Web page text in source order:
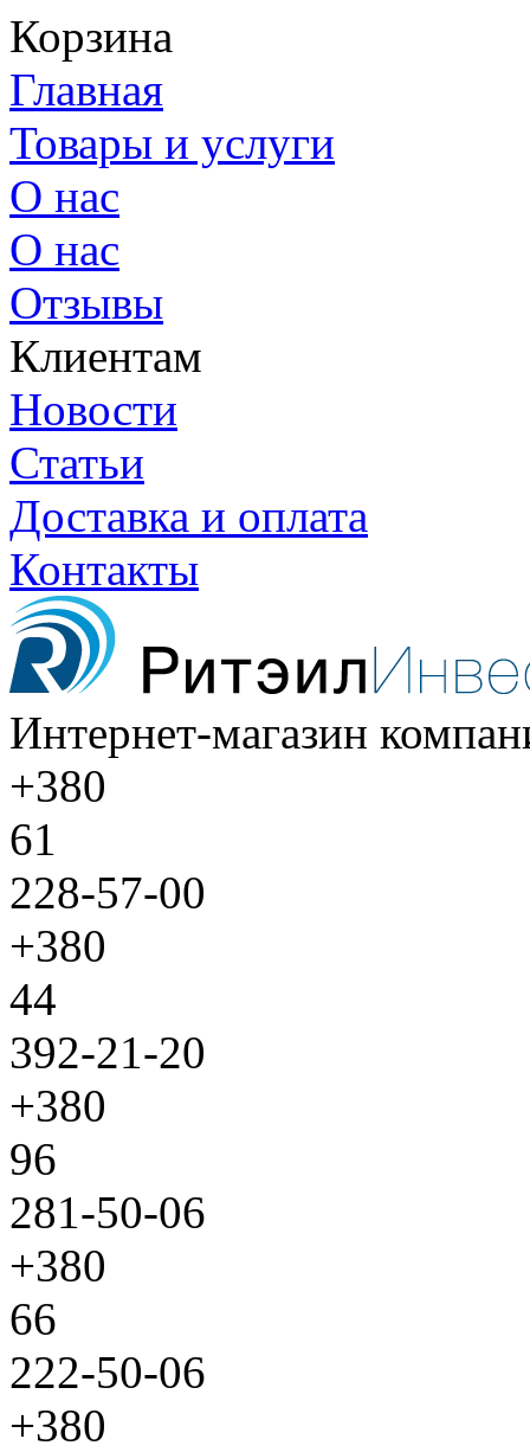
Корзина
Главная
Товары и услуги
О нас
О нас
Отзывы
Клиентам
Новости
Статьи
Доставка и оплата
Контакты
Интернет-магазин
+380
61
228-57-00
+380
44
392-21-20
+380
96
281-50-06
+380
66
222-50-06
+380